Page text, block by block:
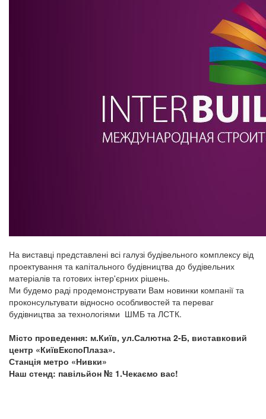
На виставці представлені всі галузі будівельного комплексу від
проектування та капітального будівництва до будівельних
матеріалів та готових інтер'єрних рішень.
Ми будемо раді продемонструвати Вам новинки компанії та
проконсультувати відносно особливостей та переваг
будівництва за технологіями ШМБ та ЛСТК.
Місто проведення: м.Київ, ул.Салютна 2-Б, виставковий
центр «КиївЕкспоПлаза».
Станція метро «Нивки»
Наш стенд: павільйон № 1.Чекаємо вас!